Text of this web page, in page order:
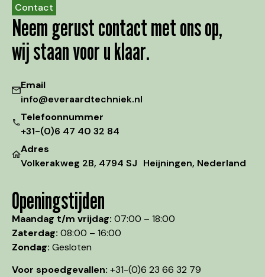
Contact
Neem gerust contact met ons op,
wij staan voor u klaar.
Email
info@everaardtechniek.nl
Telefoonnummer
+31-(0)6 47 40 32 84
Adres
Volkerakweg 2B, 4794 SJ Heijningen, Nederland
Openingstijden
Maandag t/m vrijdag: 07:00 – 18:00
Zaterdag: 08:00 – 16:00
Zondag: Gesloten
Voor spoedgevallen: +31-(0)6 23 66 32 79